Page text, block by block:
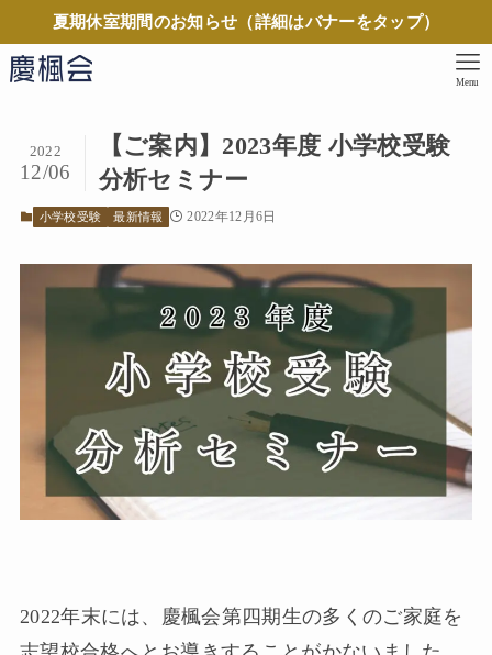
夏期休室期間のお知らせ（詳細はバナーをタップ）
Menu
【ご案内】2023年度 小学校受験
分析セミナー
2022
12/06
小学校受験 最新情報 2022年12月6日
2022年末には、慶楓会第四期生の多くのご家庭を